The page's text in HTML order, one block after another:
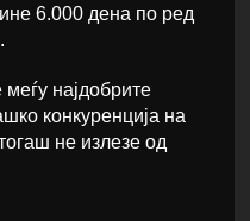
6.000 дена по ред
најдобрите
конкуренција на
не излезе од